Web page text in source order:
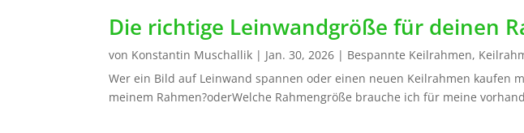
Die richtige Leinwandgröße für deinen
von Konstantin Muschallik | Jan. 30, 2026 | Bespannte Keilrahmen,
Wer ein Bild auf Leinwand spannen oder einen neuen Keilrahmen kaufen
meinem Rahmen?oderWelche Rahmengröße brauche ich für meine